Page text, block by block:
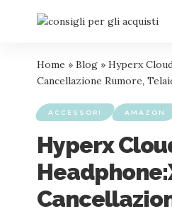
Home » Blog » Hyperx
Cancellazione Rumore,
ACCESSORI AMAZON
Hyperx